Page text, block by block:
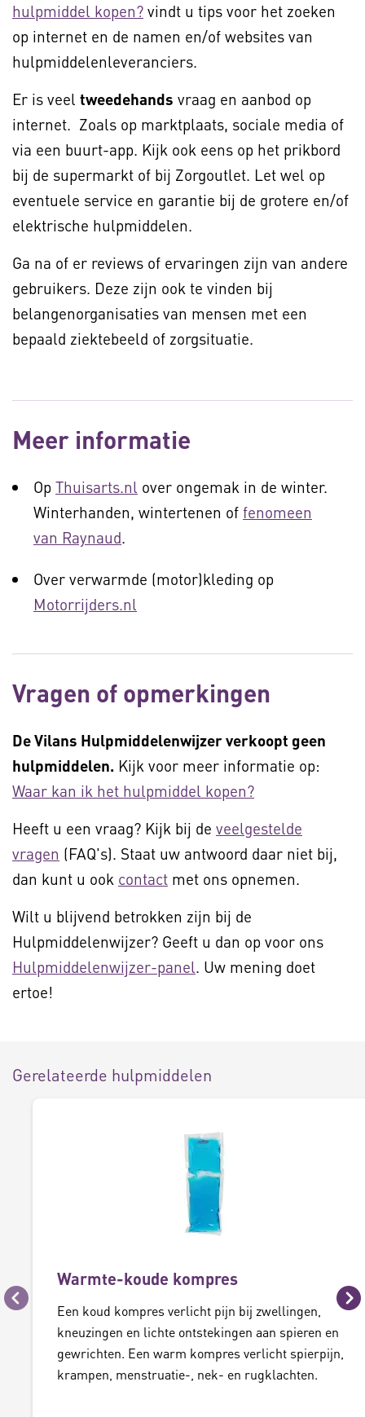
hulpmiddel kopen? vindt u tips voor het zoeken
op internet en de namen en/of websites van
hulpmiddelenleveranciers.
Er is veel tweedehands vraag en aanbod op
internet. Zoals op marktplaats, sociale media of
via een buurt-app. Kijk ook eens op het prikbord
bij de supermarkt of bij Zorgoutlet. Let wel op
eventuele service en garantie bij de grotere en/of
elektrische hulpmiddelen.
Ga na of er reviews of ervaringen zijn van andere
gebruikers. Deze zijn ook te vinden bij
belangenorganisaties van mensen met een
bepaald ziektebeeld of zorgsituatie.
Meer informatie
Op Thuisarts.nl over ongemak in de winter.
Winterhanden, wintertenen of fenomeen
van Raynaud.
Over verwarmde (motor)kleding op
Motorrijders.nl
Vragen of opmerkingen
De Vilans Hulpmiddelenwijzer verkoopt geen
hulpmiddelen. Kijk voor meer informatie op:
Waar kan ik het hulpmiddel kopen?
Heeft u een vraag? Kijk bij de veelgestelde
vragen (FAQ's). Staat uw antwoord daar niet bij,
dan kunt u ook contact met ons opnemen.
Wilt u blijvend betrokken zijn bij de
Hulpmiddelenwijzer? Geeft u dan op voor ons
Hulpmiddelenwijzer-panel. Uw mening doet
ertoe!
Gerelateerde hulpmiddelen
Vorige
Warmte-koude kompres
Een koud kompres verlicht pijn bij zwellingen,
kneuzingen en lichte ontstekingen aan spieren en
gewrichten. Een warm kompres verlicht spierpijn,
krampen, menstruatie-, nek- en rugklachten.